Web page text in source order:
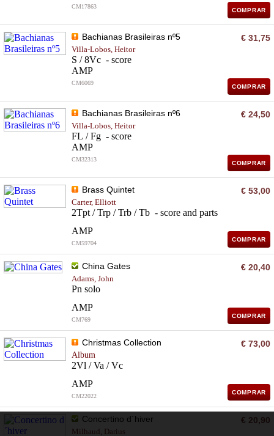
CM17863
COMPRAR
Bachianas Brasileiras nº5
Villa-Lobos, Heitor
S / 8Vc - score
AMP
CM6069
€ 31,75
COMPRAR
Bachianas Brasileiras nº6
Villa-Lobos, Heitor
FL / Fg - score
AMP
CM32313
€ 24,50
COMPRAR
Brass Quintet
Carter, Elliott
2Tpt / Trp / Trb / Tb - score and parts
AMP
CM59704
€ 53,00
COMPRAR
China Gates
Adams, John
Pn solo
AMP
CM769
€ 20,40
COMPRAR
Christmas Collection
Album
2Vl / Va / Vc
AMP
CM22022
€ 73,00
COMPRAR
Concertino d´hiver
Milhaud, Darius
€ 20,90